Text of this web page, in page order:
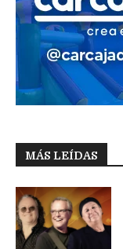
MÁS LEÍDAS